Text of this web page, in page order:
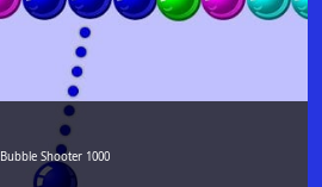
Bubble Shooter 1000